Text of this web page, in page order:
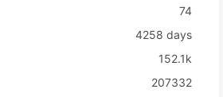
74
4258 days
152.1k
207332